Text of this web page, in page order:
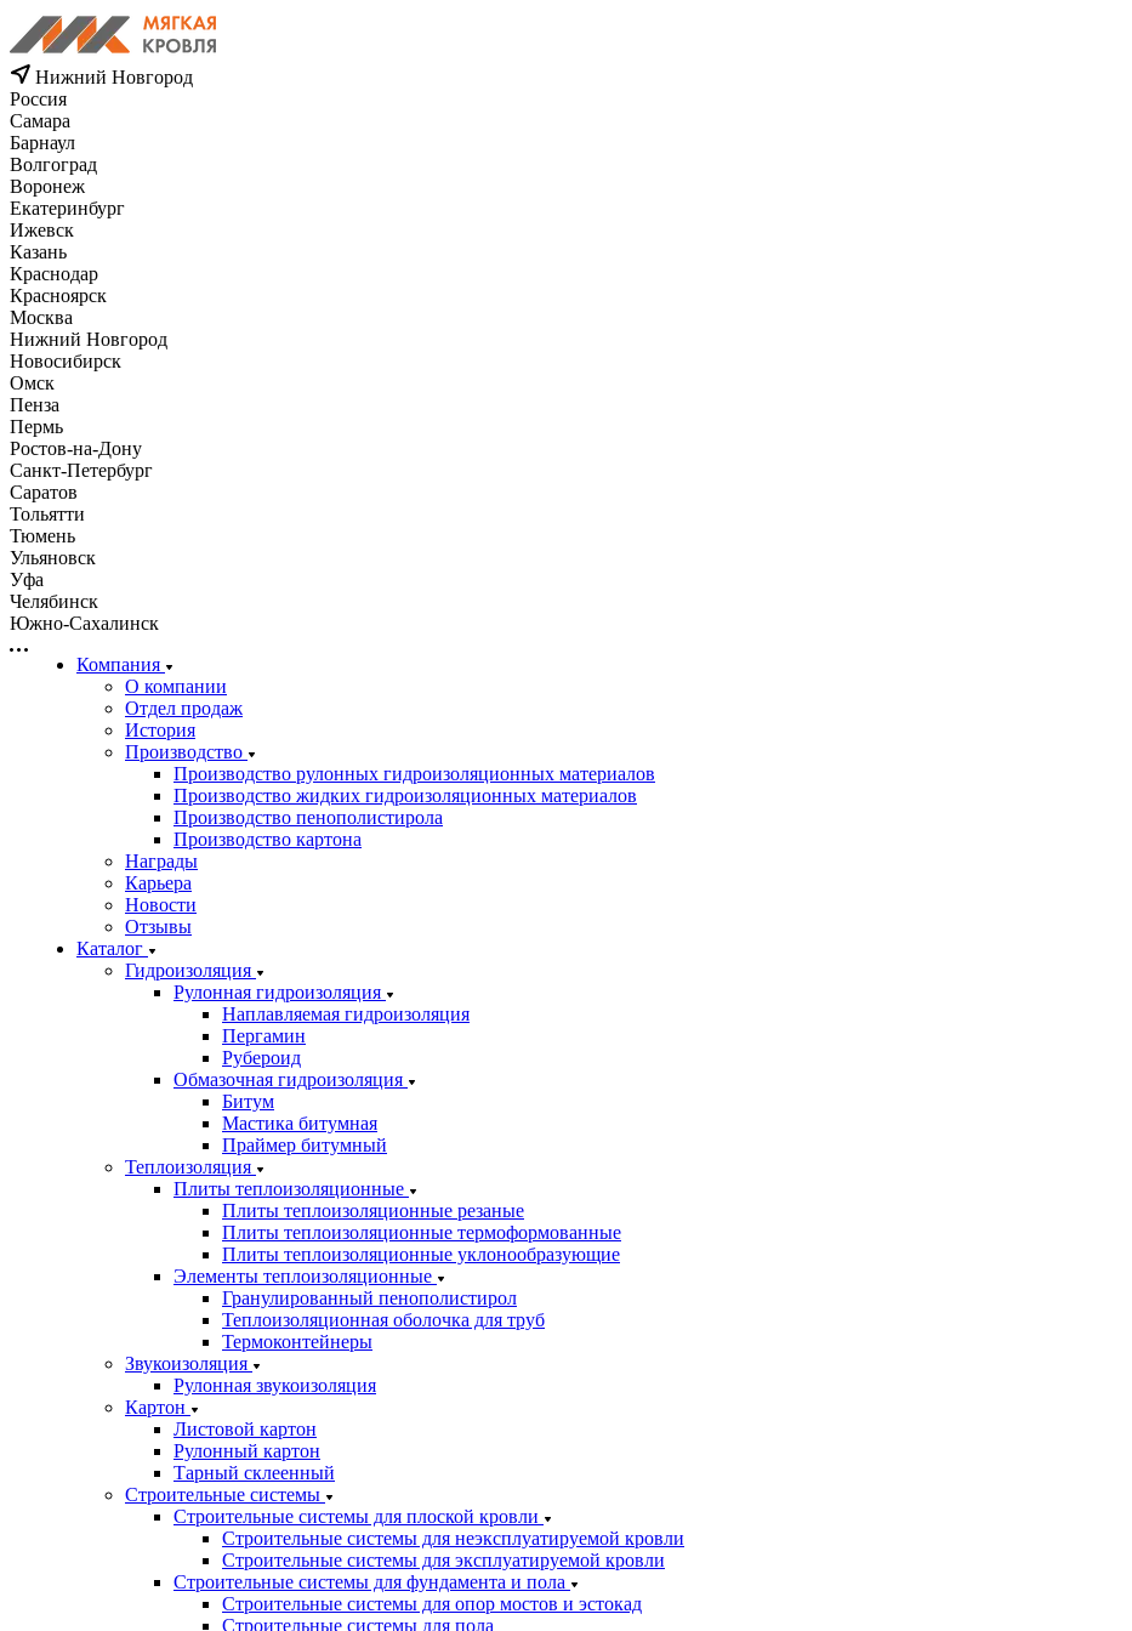
Нижний Новгород
Россия
Самара
Барнаул
Волгоград
Воронеж
Екатеринбург
Ижевск
Казань
Краснодар
Красноярск
Москва
Нижний Новгород
Новосибирск
Омск
Пенза
Пермь
Ростов-на-Дону
Санкт-Петербург
Саратов
Тольятти
Тюмень
Ульяновск
Уфа
Челябинск
Южно-Сахалинск
Компания
О компании
Отдел продаж
История
Производство
Производство рулонных гидроизоляционных материалов
Производство жидких гидроизоляционных материалов
Производство пенополистирола
Производство картона
Награды
Карьера
Новости
Отзывы
Каталог
Гидроизоляция
Рулонная гидроизоляция
Наплавляемая гидроизоляция
Пергамин
Рубероид
Обмазочная гидроизоляция
Битум
Мастика битумная
Праймер битумный
Теплоизоляция
Плиты теплоизоляционные
Плиты теплоизоляционные резаные
Плиты теплоизоляционные термоформованные
Плиты теплоизоляционные уклонообразующие
Элементы теплоизоляционные
Гранулированный пенополистирол
Теплоизоляционная оболочка для труб
Термоконтейнеры
Звукоизоляция
Рулонная звукоизоляция
Картон
Листовой картон
Рулонный картон
Тарный склеенный
Строительные системы
Строительные системы для плоской кровли
Строительные системы для неэксплуатируемой кровли
Строительные системы для эксплуатируемой кровли
Строительные системы для фундамента и пола
Строительные системы для опор мостов и эстокад
Строительные системы для пола